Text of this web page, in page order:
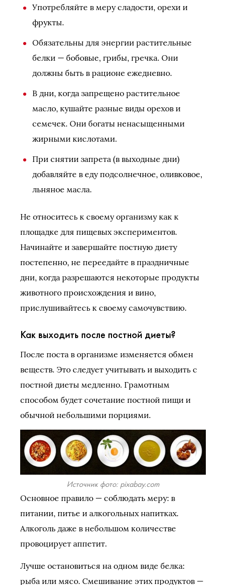
Употребляйте в меру сладости, орехи и
фрукты.
Обязательны для энергии растительные
белки — бобовые, грибы, гречка. Они
должны быть в рационе ежедневно.
В дни, когда запрещено растительное
масло, кушайте разные виды орехов и
семечек. Они богаты ненасыщенными
жирными кислотами.
При снятии запрета (в выходные дни)
добавляйте в еду подсолнечное, оливковое,
льняное масла.
Не относитесь к своему организму как к
площадке для пищевых экспериментов.
Начинайте и завершайте постную диету
постепенно, не переедайте в праздничные
дни, когда разрешаются некоторые продукты
животного происхождения и вино,
прислушивайтесь к своему самочувствию.
Как выходить после постной диеты?
После поста в организме изменяется обмен
веществ. Это следует учитывать и выходить с
постной диеты медленно. Грамотным
способом будет сочетание постной пищи и
обычной небольшими порциями.
Источник фото: pixabay.com
Основное правило — соблюдать меру: в
питании, питье и алкогольных напитках.
Алкоголь даже в небольшом количестве
провоцирует аппетит.
Лучше остановиться на одном виде белка:
рыба или мясо. Смешивание этих продуктов —